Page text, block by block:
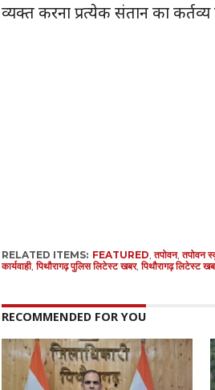
व्यक्त करना प्रत्येक संतान का कर्तव्य
RELATED ITEMS: FEATURED,तपोवन,तपोवन
कार्यवाही,पिथौरागढ़ पुलिस लिटेस्ट खबर,पिथौरागढ़ लिटेस्ट
RECOMMENDED FOR YOU